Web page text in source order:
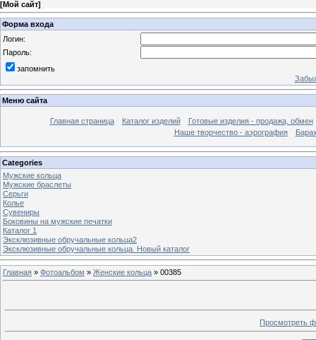
[Мой сайт]
Форма входа
Логин:
Пароль:
запомнить
Меню сайта
Главная страница Каталог изделий
Готовые изделия - продажа, обмен
Наше творчество - аэрография
Categories
Мужские кольца
Мужские браслеты
Серьги
Колье
Сувениры
Боковины на мужские печатки
Каталог 1
Эксклюзивные обручальные кольца2
Эксклюзивные обручальные кольца. Новый каталог
Главная » Фотоальбом » Женские кольца » 00385
Просмотреть